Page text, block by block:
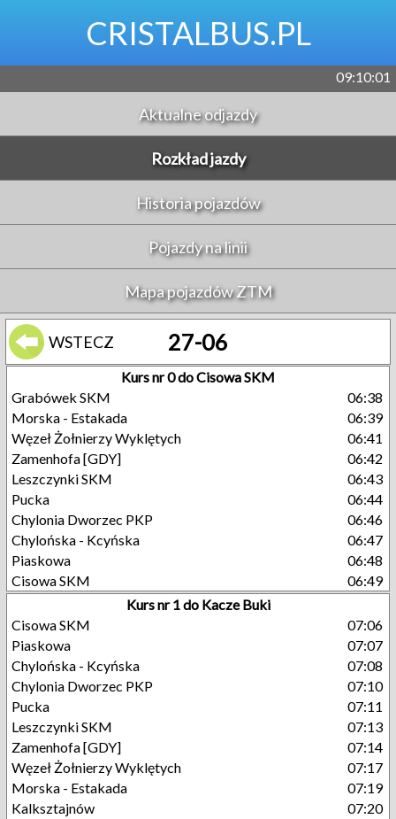
CRISTALBUS.PL
09:10:01
Aktualne odjazdy
Rozkład jazdy
Historia pojazdów
Pojazdy na linii
Mapa pojazdów ZTM
WSTECZ 27-06
Kurs nr 0 do Cisowa SKM
Grabówek SKM
06:38
Morska - Estakada
06:39
Węzeł Żołnierzy Wyklętych
06:41
Zamenhofa [GDY]
06:42
Leszczynki SKM
06:43
Pucka
06:44
Chylonia Dworzec PKP
06:46
Chylońska - Kcyńska
06:47
Piaskowa
06:48
Cisowa SKM
06:49
Kurs nr 1 do Kacze Buki
Cisowa SKM
07:06
Piaskowa
07:07
Chylońska - Kcyńska
07:08
Chylonia Dworzec PKP
07:10
Pucka
07:11
Leszczynki SKM
07:13
Zamenhofa [GDY]
07:14
Węzeł Żołnierzy Wyklętych
07:17
Morska - Estakada
07:19
Kalksztajnów
07:20